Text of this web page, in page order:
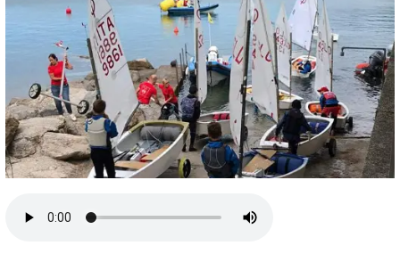
Oglasi
Zadruga PD
Naročnine